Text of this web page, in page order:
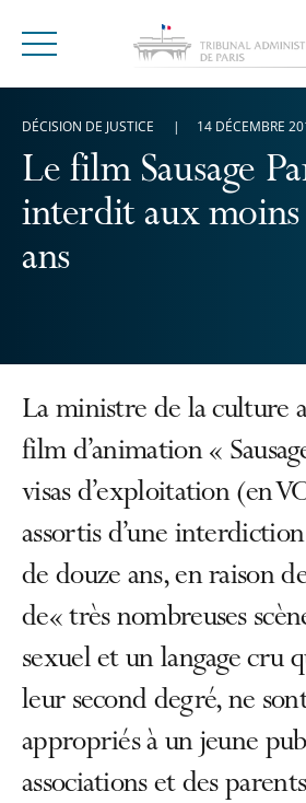
Menu
Le film Sausage
interdit aux moins
ans
DÉCISION DE JUSTICE 14 DÉCEMBRE
La ministre de la culture
film d’animation «
visas d’exploitation (en
assortis d’une
de douze ans, en raison
de« très nombreuses
sexuel et un langage cru
leur second degré, ne
appropriés à un jeune
associations et des